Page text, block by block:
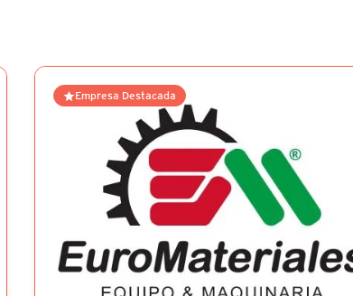
Empresa Destacada